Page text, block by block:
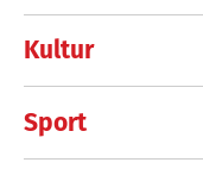
Kultur
Sport